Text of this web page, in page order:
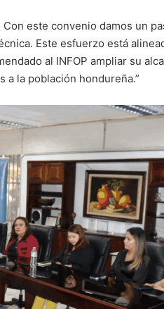
este convenio damos un
Este esfuerzo está
al INFOP ampliar su
la población hondureña.”